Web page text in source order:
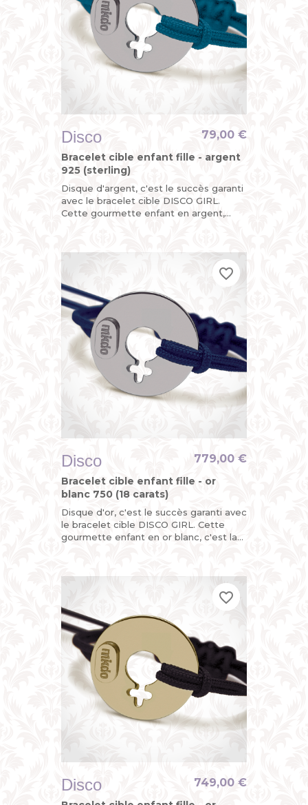
Disco
Bracelet cible enfant fille - argent
925 (sterling)
Disque d'argent, c'est le succès garanti
avec le bracelet cible DISCO GIRL.
Cette gourmette enfant en argent,
79,00 €
Disco
Bracelet cible enfant fille - or
blanc 750 (18 carats)
Disque d'or, c'est le succès garanti avec
le bracelet cible DISCO GIRL. Cette
gourmette enfant en or blanc, c'est la
779,00 €
favorite_border
favorite_border
favorite_border
Disco 749,00 €
favorite_border
favorite_border
favorite_border